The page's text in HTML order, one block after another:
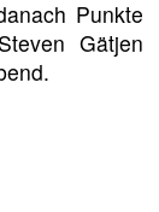
Punkte
Gätjen